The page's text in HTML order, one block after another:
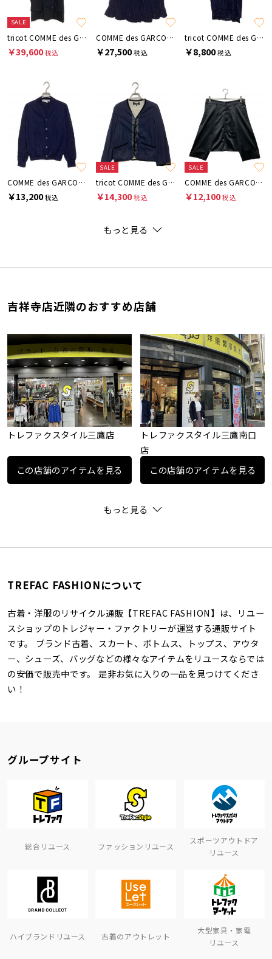
SALE
tricot COMME des GARCONS
￥39,600税込
COMME des GARCONS GIRL
￥27,500税込
tricot COMME des GARCONS
￥8,800税込
COMME des GARCONS COMME des GARCONS
￥13,200税込
SALE
tricot COMME des GARCONS
￥14,300税込
SALE
COMME des GARCONS COMME des GARCONS
￥12,100税込
もっと見る
吉祥寺店近隣のおすすめ店舗
トレファクスタイル三鷹店
この店舗のアイテムを見る
トレファクスタイル三鷹南口
店
この店舗のアイテムを見る
もっと見る
TREFAC FASHIONについて
古着・洋服のリサイクル通販【TREFAC FASHION】は、リユー
スショップのトレジャー・ファクトリーが運営する通販サイト
です。 ブランド古着、スカート、ボトムス、トップス、アウタ
ー、シューズ、バッグなどの様々なアイテムをリユースならでは
の安価で販売中です。 是非お気に入りの一品を見つけてくださ
い！
グループサイト
総合リユース ファッションリユース
スポーツアウトドア
リユース
ハイブランドリユース 古着のアウトレット
大型家具・家電
リユース